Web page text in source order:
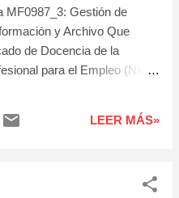
Horaria Continua
180000 Euros
MF0987_3: Gestión de
y Archivo Que
de Docencia de la
para el Empleo (Nivel
LEER MÁS»